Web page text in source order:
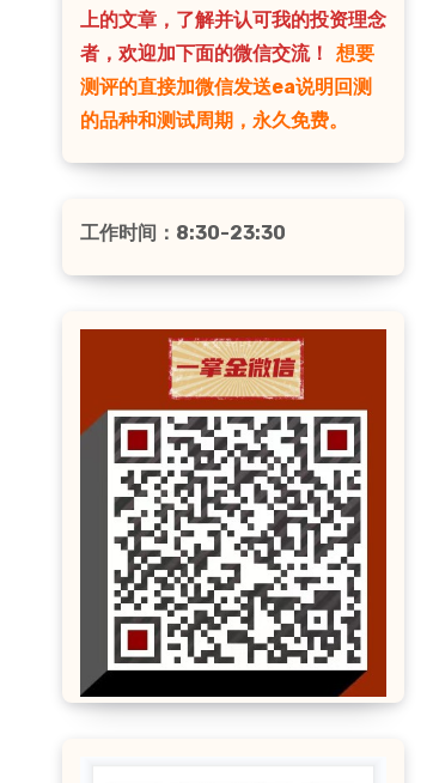
上的文章，了解并认可我的投资理念
者，欢迎加下面的微信交流！
想要
测评的直接加微信发送ea说明回测
的品种和测试周期，永久免费。
工作时间：8:30-23:30